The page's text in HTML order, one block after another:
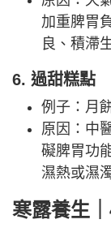
加重脾胃
良、積滯
6. 過甜糕點
例子：月
原因：中
礙脾胃功
濕熱或濕
寒露養生